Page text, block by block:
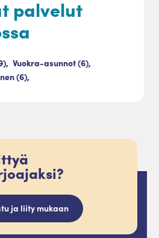
palvelut
Vuokra-asunnot (6),
(6),
ja liity mukaan